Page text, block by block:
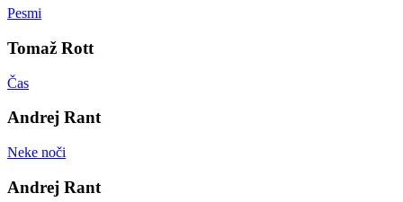
Pesmi
Tomaž Rott
Čas
Andrej Rant
Neke noči
Andrej Rant